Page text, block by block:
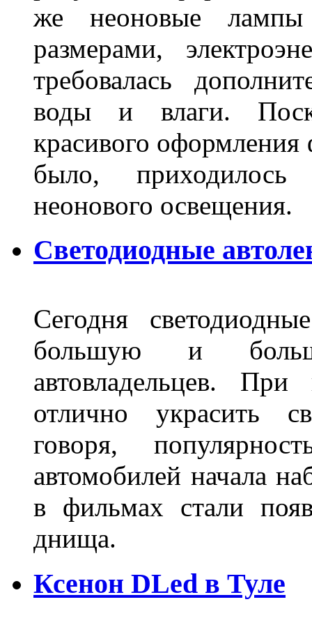
же неоновые лампы
размерами,
требовалась
воды и влаги.
красивого
было,
неонового
Светодиодные
Сегодня
большую и
автовладельцев.
отлично украсить
говоря,
автомобилей начала
в фильмах стали
днища.
Ксенон DLed в Туле